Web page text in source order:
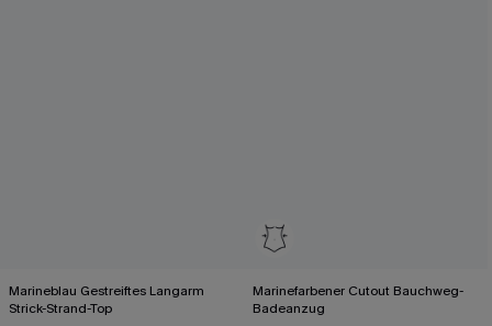
Marineblau Gestreiftes Langarm
Strick-Strand-Top
Marinefarbener Cutout Bauchweg-
Badeanzug